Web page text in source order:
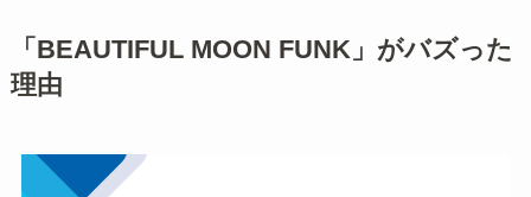
「BEAUTIFUL MOON FUNK」がバズった
理由